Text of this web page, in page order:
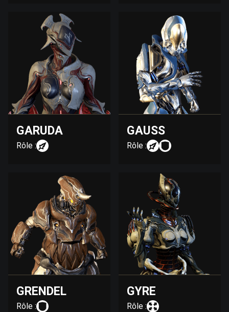
GARUDA
Rôle :
GAUSS
Rôle :
GRENDEL
Rôle :
GYRE
Rôle :